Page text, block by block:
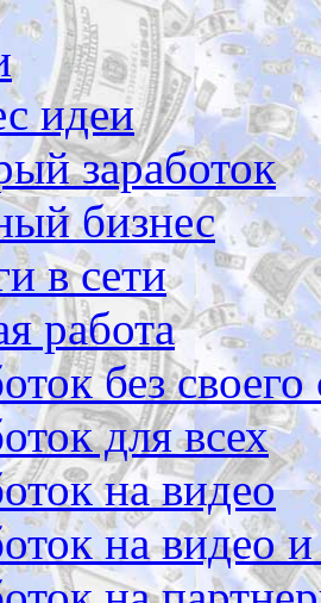
идеи
заработок
бизнес
в сети
работа
без своего
для всех
на видео
на видео